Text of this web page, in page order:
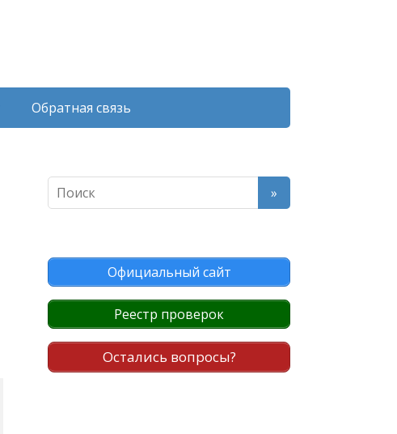
Обратная связь
Официальный сайт
Реестр проверок
Остались вопросы?